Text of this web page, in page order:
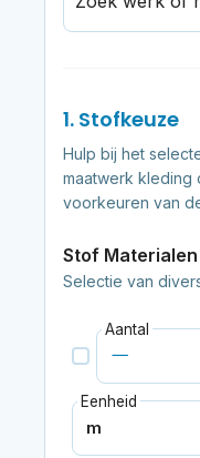
1. Stofkeuze
Hulp bij het
maatwerk kleding
voorkeuren van
Stof Materialen
Selectie van
Aantal
Eenheid